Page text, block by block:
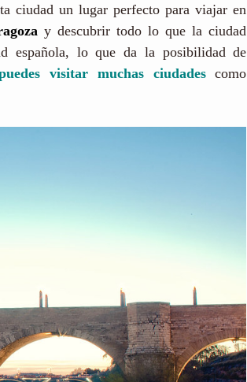
ciudad un lugar perfecto para viajar en
y descubrir todo lo que la ciudad
española, lo que da la posibilidad de
edes visitar muchas ciudadescomo